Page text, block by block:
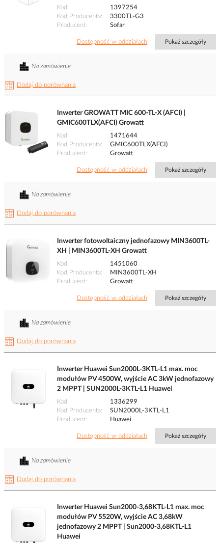
Kod
1397254
Kod Producenta
3300TL-G3
Producent
Sofar
Dostępność w oddziałach Pokaż szczegóły
Dodaj do porównania
Na zamówienie
Inwerter GROWATT MIC 600-TL-X (AFCI) |
GMIC600TLX(AFCI) Growatt
Kod
1471644
Kod Producenta
GMIC600TLX(AFCI)
Producent
Growatt
Dostępność w oddziałach Pokaż szczegóły
Dodaj do porównania
Na zamówienie
Inwerter fotowoltaiczny jednofazowy MIN3600TL-
XH | MIN3600TL-XH Growatt
Kod
1451060
Kod Producenta
MIN3600TL-XH
Producent
Growatt
Dostępność w oddziałach Pokaż szczegóły
Dodaj do porównania
Na zamówienie
Inwerter Huawei Sun2000L-3KTL-L1 max. moc
modułów PV 4500W, wyjście AC 3kW jednofazowy
2 MPPT | SUN2000L-3KTL-L1 Huawei
Kod
1336299
Kod Producenta
SUN2000L-3KTL-L1
Producent
Huawei
Dostępność w oddziałach Pokaż szczegóły
Dodaj do porównania
Na zamówienie
Inwerter Huawei Sun2000-3,68KTL-L1 max. moc
modułów PV 5520W, wyjście AC 3,68kW
jednofazowy 2 MPPT | Sun2000-3,68KTL-L1
Huawei